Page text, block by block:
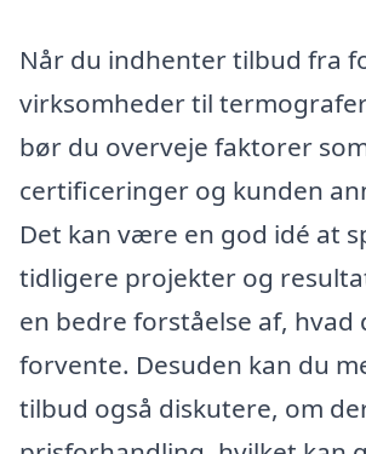
Når du indhenter tilbud fra
virksomheder til
bør du overveje faktorer
certificeringer og kunden
Det kan være en god idé at
tidligere projekter og
en bedre forståelse af, hvad
forvente. Desuden kan du
tilbud også diskutere, om